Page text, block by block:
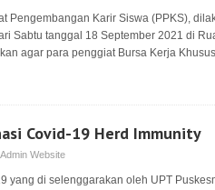
Pengembangan Karir Siswa (PPKS),
Sabtu tanggal 18 September 2021 di
agar para penggiat Bursa Kerja
menambahkan kegiatan layanan
dan Swasta, juga menghadirkan nara
Covid-19 Herd Immunity
Admin Website
yang di selenggarakan oleh UPT